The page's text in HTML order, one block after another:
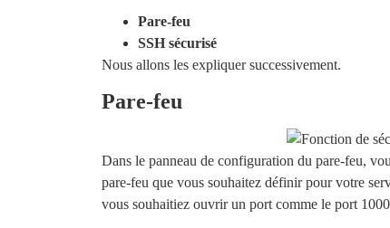
Pare-feu
SSH sécurisé
Nous allons les expliquer successivement.
Pare-feu
Dans le panneau de configuration du pare-feu,
pare-feu que vous souhaitez définir pour votre
vous souhaitiez ouvrir un port comme le port